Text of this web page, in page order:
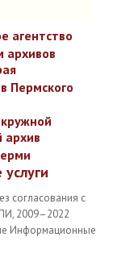
агентство
архивов
Пермского
архив
согласования с
2009–2022
Информационные